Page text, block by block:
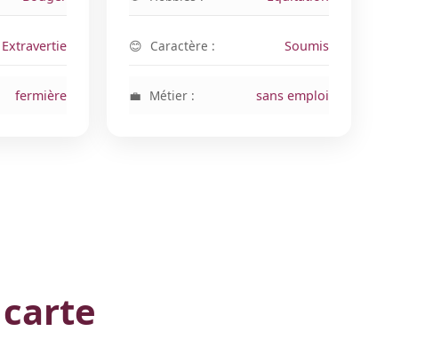
Extravertie
fermière
Caractère : Soumis
Métier : sans emploi